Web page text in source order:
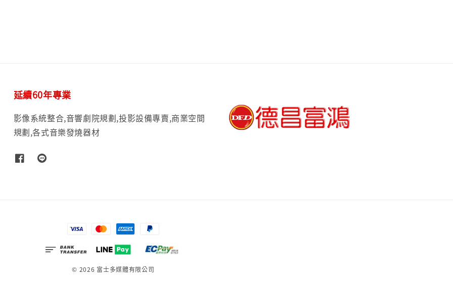
延續60年專業
影像系統整合,音響劇院規劃,投影設備專賣,商業空間
規劃,各式音樂發燒器材
© 2026 富士多媒體有限公司